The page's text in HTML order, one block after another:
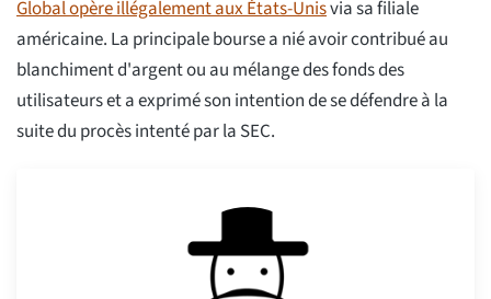
Global opère illégalement aux États-Unisvia sa filiale
américaine. La principale bourse a nié avoir contribué au
blanchiment d'argent ou au mélange des fonds des
utilisateurs et a exprimé son intention de se défendre à la
suite du procès intenté par la SEC.